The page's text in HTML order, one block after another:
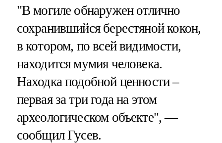
"В могиле обнаружен отлично
сохранившийся берестяной кокон,
в котором, по всей видимости,
находится мумия человека.
Находка подобной ценности –
первая за три года на этом
археологическом объекте", —
сообщил Гусев.